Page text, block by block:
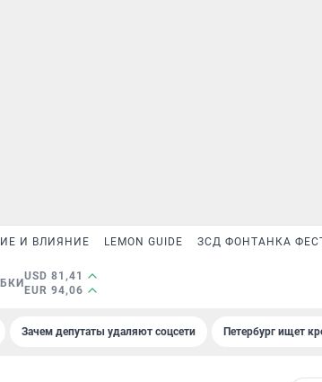
И ВЛИЯНИЕ LEMON GUIDE ЗСД ФОНТАНКА
USD 81,41
EUR 94,06
Зачем депутаты удаляют соцсети Петербург ищет